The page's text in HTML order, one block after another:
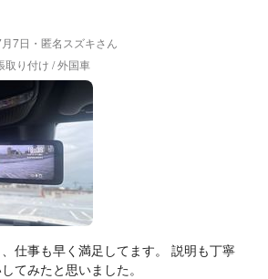
7日・匿名スズキさん
取り付け / 外国車
仕事も早く満足してます。 説明も丁寧
てみたと思いました。